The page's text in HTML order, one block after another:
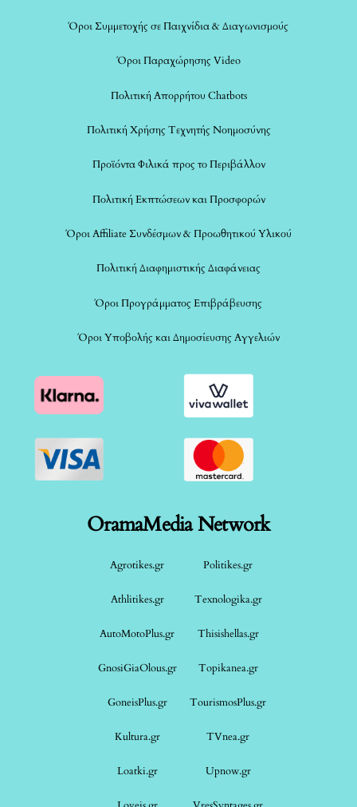
Όροι Συμμετοχής σε Παιχνίδια & Διαγωνισμούς
Όροι Παραχώρησης Video
Πολιτική Απορρήτου Chatbots
Πολιτική Χρήσης Τεχνητής Νοημοσύνης
Προϊόντα Φιλικά προς το Περιβάλλον
Πολιτική Εκπτώσεων και Προσφορών
Όροι Affiliate Συνδέσμων & Προωθητικού Υλικού
Πολιτική Διαφημιστικής Διαφάνειας
Όροι Προγράμματος Επιβράβευσης
Όροι Υποβολής και Δημοσίευσης Αγγελιών
OramaMedia Network
Agrotikes.gr Politikes.gr
Athlitikes.gr Texnologika.gr
AutoMotoPlus.gr Thisishellas.gr
GnosiGiaOlous.gr Topikanea.gr
GoneisPlus.gr TourismosPlus.gr
Kultura.gr TVnea.gr
Loatki.gr Upnow.gr